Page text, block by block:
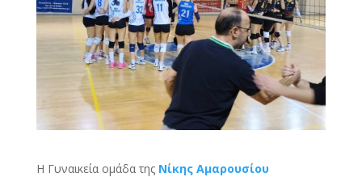
Η Γυναικεία ομάδα της Νίκης Αμαρουσίου